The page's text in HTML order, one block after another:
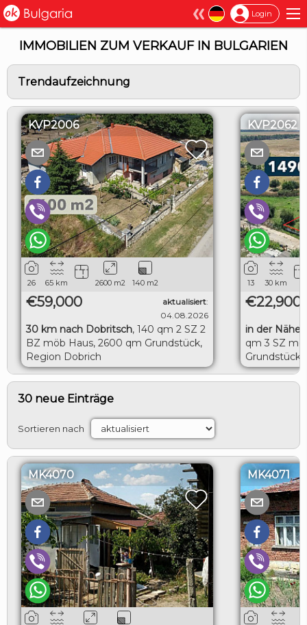
Login ×
IMMOBILIEN ZUM VERKAUF IN BULGARIEN
Trendaufzeichnung
KVP2006
26 65 km 2600 m2 140 m2
€59,000 aktualisiert:
04.08.2026
30 km nach Dobritsch, 140 qm 2 SZ 2
BZ möb Haus, 2600 qm Grundstück,
Region Dobrich
KVP2062
13 30 km
€22,900
in der Nähe
qm 3 SZ
Grundstück,
Toshevo
30 neue Einträge
Sortieren nach
MK4070 MK4071